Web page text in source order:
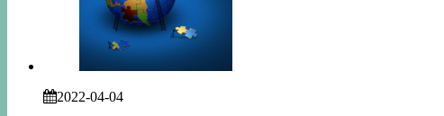
2022-04-04